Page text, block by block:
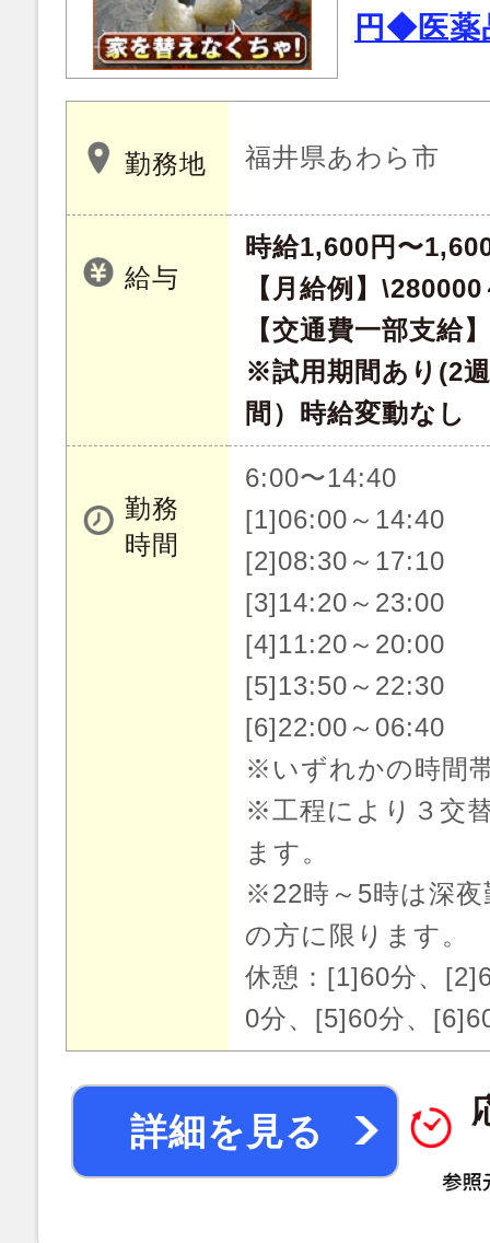
円◆医薬
勤務地 福井県あわら市
給与
時給1,600円〜
【月給例】
【交通費一部支給
※試用期間あり(2
間）時給変動なし
勤務
時間
6:00〜14:40
[1]06:00～14:40
[2]08:30～17:10
[3]14:20～23:00
[4]11:20～20:00
[5]13:50～22:30
[6]22:00～06:40
※いずれかの時間
※工程により３交
ます。
※22時～5時は深
の方に限ります。
休憩：[1]60分、
0分、[5]60分、
詳細を見る